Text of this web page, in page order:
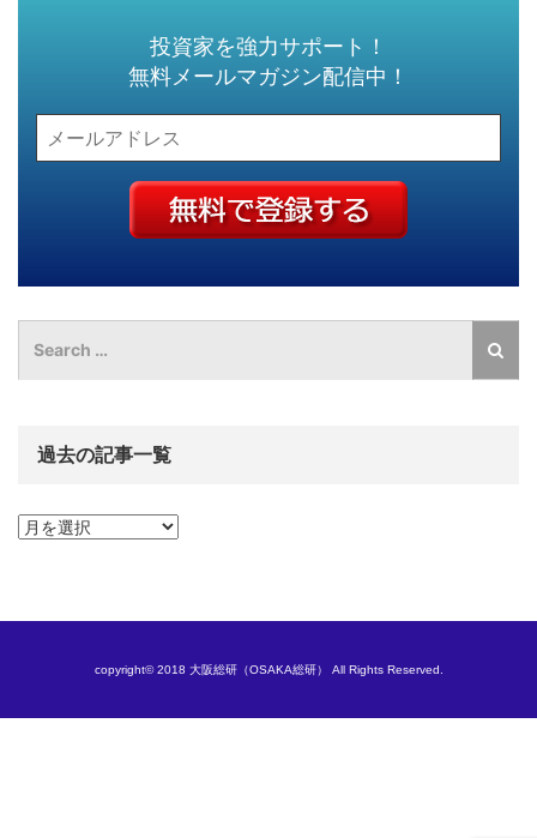
投資家を強力サポート！
無料メールマガジン配信中！
過去の記事一覧
過
事
copyright© 2018 大阪総研（OSAKA総研） All Rights Reserved.